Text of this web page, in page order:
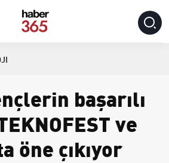
başarılı
ve
öne çıkıyor